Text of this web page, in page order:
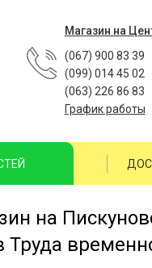
Магазин на
(067) 900 83 39
(099) 014 45 02
(063) 226 86 83
График работы
на
Труда